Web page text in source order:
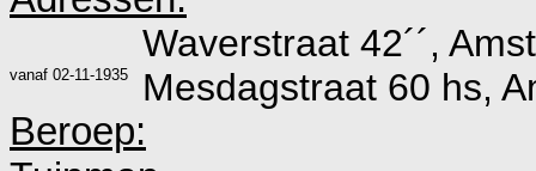
Waverstraat 42´´,
vanaf 02-11-1935
Mesdagstraat 60 hs,
Beroep: